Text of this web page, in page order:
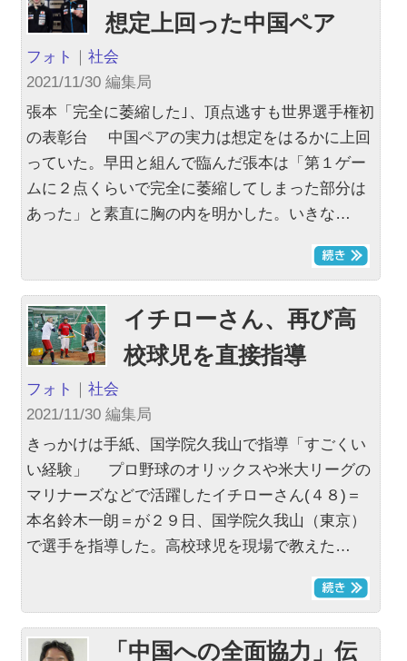
想定上回った中国ペア
フォト ｜社会
2021/11/30 編集局
張本「完全に萎縮した｣、頂点逃すも世界選手権初
の表彰台 中国ペアの実力は想定をはるかに上回
っていた。早田と組んで臨んだ張本は「第１ゲー
ムに２点くらいで完全に萎縮してしまった部分は
あった」と素直に胸の内を明かした。いきな…
イチローさん、再び高
校球児を直接指導
フォト ｜社会
2021/11/30 編集局
きっかけは手紙、国学院久我山で指導「すごくい
い経験」 プロ野球のオリックスや米大リーグの
マリナーズなどで活躍したイチローさん(４８)＝
本名鈴木一朗＝が２９日、国学院久我山（東京）
で選手を指導した。高校球児を現場で教えた…
「中国への全面協力」伝